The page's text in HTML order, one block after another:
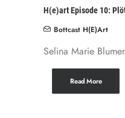
H(e)art Episode 10:
Bottcast H(e)art
Selina Marie
Read More